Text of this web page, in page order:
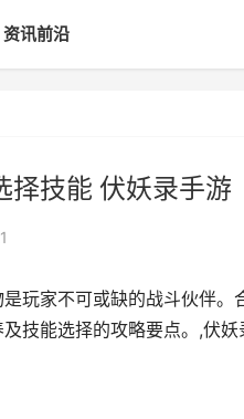
资讯前沿
择技能 伏妖录手游
玩家不可或缺的战斗伙伴
技能选择的攻略要点。,伏